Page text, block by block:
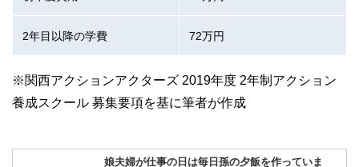
2年目以降の学費 72万円
※関西アクションアクターズ 2019年度 2年制アクション
養成スクール 募集要項を基に筆者が作成
娘夫婦が仕事の日は毎日孫の夕飯を作っていま